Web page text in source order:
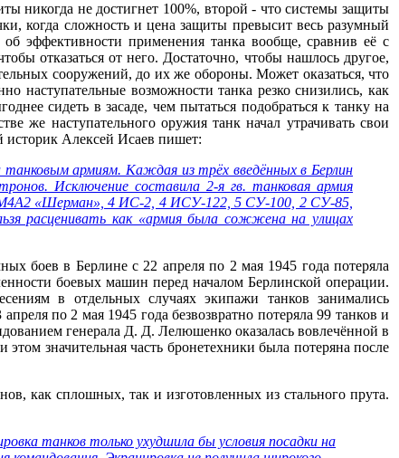
никогда не достигнет 100%, второй - что системы защиты
когда сложность и цена защиты превысит весь разумный
эффективности применения танка вообще, сравнив её с
отказаться от него. Достаточно, чтобы нашлось другое,
сооружений, до их же обороны. Может оказаться, что
наступательные возможности танка резко снизились, как
сидеть в засаде, чем пытаться подобраться к танку на
же наступательного оружия танк начал утрачивать свои
Алексей Исаев пишет:
армиям. Каждая из трёх введённых в Берлин
Исключение составила 2-я гв. танковая армия
М4А2 «Шерман», 4 ИС-2, 4 ИСУ-122, 5 СУ-100, 2 СУ-85,
расценивать как «армия была сожжена на улицах
боев в Берлине с 22 апреля по 2 мая 1945 года потеряла
боевых машин перед началом Берлинской операции.
в отдельных случаях экипажи танков занимались
по 2 мая 1945 года безвозвратно потеряла 99 танков и
генерала Д. Д. Лелюшенко оказалась вовлечённой в
значительная часть бронетехники была потеряна после
как сплошных, так и изготовленных из стального прута.
танков только ухудшила бы условия посадки на